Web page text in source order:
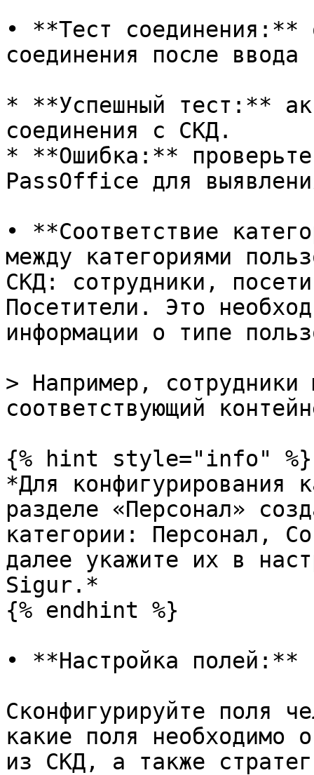
• **Тест соединения:**
соединения после ввода
* **Успешный тест:**
соединения с СКД.
* **Ошибка:**
PassOffice для
• **Соответствие
между категориями
СКД: сотрудники,
Посетители. Это
информации о типе
> Например,
соответствующий
{% hint style="info" %}
*Для
разделе «Персонал»
категории: Персонал,
далее укажите их в
Sigur.*
{% endhint %}
• **Настройка полей:**
Сконфигурируйте поля
какие поля необходимо
из СКД, а также